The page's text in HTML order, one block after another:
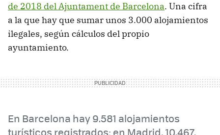
de 2018 del Ajuntament de Barcelona. Una cifra
a la que hay que sumar unos 3.000 alojamientos
ilegales, según cálculos del propio
ayuntamiento.
En Barcelona hay 9.581 alojamientos
turísticos registrados; en Madrid, 10.467.